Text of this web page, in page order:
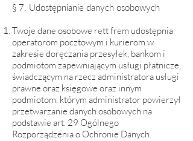
§ 7. Udostępnianie danych osobowych
Twoje dane osobowe rett frem udostępnia
operatorom pocztowym i kurierom w
zakresie doręczania przesyłek, bankom i
podmiotom zapewniającym usługi płatnicze,
świadczącym na rzecz administratora usługi
prawne oraz księgowe oraz innym
podmiotom, którym administrator powierzył
przetwarzanie danych osobowych na
podstawie art. 29 Ogólnego
Rozporządzenia o Ochronie Danych.